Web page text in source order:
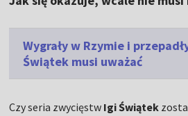
Wygrały w Rzymie i
Świątek musi uważać
Czy seria zwycięstw Igi Świątek